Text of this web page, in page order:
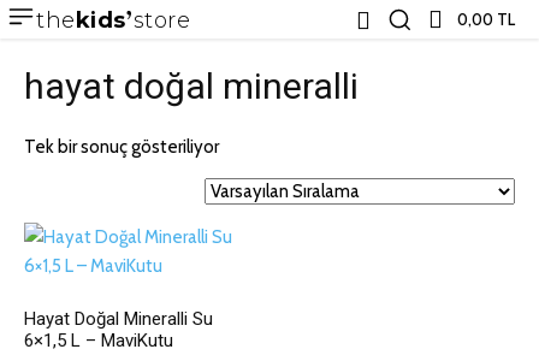
thekids store 0,00 TL
hayat doğal mineralli
Tek bir sonuç gösteriliyor
Hayat Doğal Mineralli Su
6×1,5 L – MaviKutu